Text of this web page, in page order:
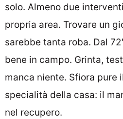
solo. Almeno due
propria area. Trovare un
sarebbe tanta roba. Dal
bene in campo. Grinta,
manca niente. Sfiora pure
specialità della casa: il
nel recupero.